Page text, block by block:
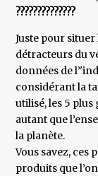
??????????????
Juste pour
détracteurs du
données de
considérant la
utilisé, les 5
autant que
la planète.
Vous savez,
produits que